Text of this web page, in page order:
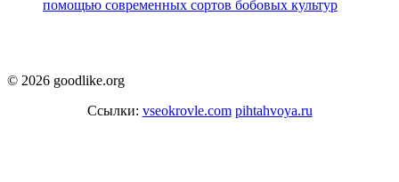
помощью современных сортов бобовых культур
© 2026 goodlike.org
Ссылки: vseokrovle.com pihtahvoya.ru